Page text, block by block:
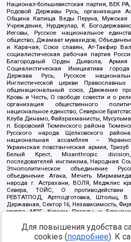
Национал-большевистская партия, ВЕК
Родовой Державы Русь, организация
Община Капища Веды Перуна, Мужская
Учреждение, Нурджулар, К
Иеговы, Русское национальное
общество, Джамаат мувахидов,
и Карачая, Союз славян, Ат-Такфир
социалистическая рабочая партия
Благородный Орден Дьявола, Армия
Социалистическая Инициатива
Держава Русь, Русское
Инглистической церкви Православных
общенациональный союз, Движение
Кровь и Честь, О свободе совести и о
организация общественного
национальное единство, Северное
Клуба Динамо, Файзрахманисты,
п. Боровский Тюменского района
Русского народа Щелковского
национальная ассамблея –
Украинская повстанческая армия,
Белый Крест, Misanthropic
последователей инглиизма, Народная
Этнополитическое объединение
объединение Атака, Мечеть
народа г. Астрахани, ВОЛЯ, Меджлис
Севера, ТОЙС, О противодействии
РЕВТАТПОД, Артподготовка, Штольц,
Державная, Сектор 16, Независимость,
группа МПГ, Курсом Правды и
Благотворительный пансионат Ак
Арестантское уголовное единство,
Дафа, Иртыш Ultras, Русский
Для повышения удобства
cookies (подробнее). К